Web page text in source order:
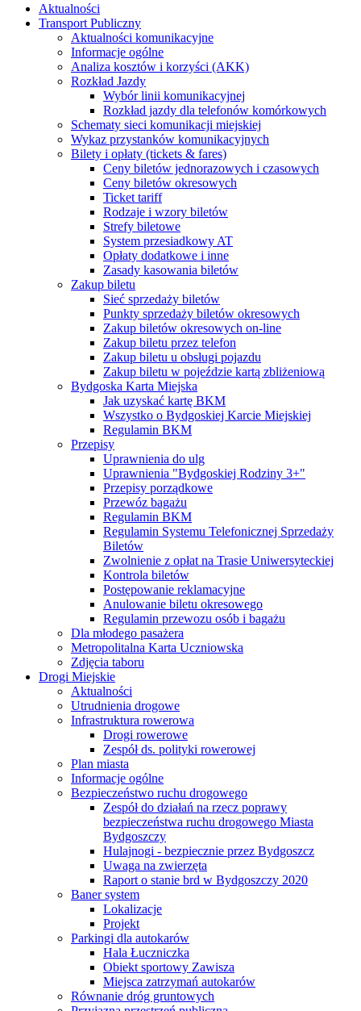
Aktualności
Transport Publiczny
Aktualności komunikacyjne
Informacje ogólne
Analiza kosztów i korzyści (AKK)
Rozkład Jazdy
Wybór linii komunikacyjnej
Rozkład jazdy dla telefonów komórkowych
Schematy sieci komunikacji miejskiej
Wykaz przystanków komunikacyjnych
Bilety i opłaty (tickets & fares)
Ceny biletów jednorazowych i czasowych
Ceny biletów okresowych
Ticket tariff
Rodzaje i wzory biletów
Strefy biletowe
System przesiadkowy AT
Opłaty dodatkowe i inne
Zasady kasowania biletów
Zakup biletu
Sieć sprzedaży biletów
Punkty sprzedaży biletów okresowych
Zakup biletów okresowych on-line
Zakup biletu przez telefon
Zakup biletu u obsługi pojazdu
Zakup biletu w pojeździe kartą zbliżeniową
Bydgoska Karta Miejska
Jak uzyskać kartę BKM
Wszystko o Bydgoskiej Karcie Miejskiej
Regulamin BKM
Przepisy
Uprawnienia do ulg
Uprawnienia "Bydgoskiej Rodziny 3+"
Przepisy porządkowe
Przewóz bagażu
Regulamin BKM
Regulamin Systemu Telefonicznej Sprzedaży
Biletów
Zwolnienie z opłat na Trasie Uniwersyteckiej
Kontrola biletów
Postępowanie reklamacyjne
Anulowanie biletu okresowego
Regulamin przewozu osób i bagażu
Dla młodego pasażera
Metropolitalna Karta Uczniowska
Zdjęcia taboru
Drogi Miejskie
Aktualności
Utrudnienia drogowe
Infrastruktura rowerowa
Drogi rowerowe
Zespół ds. polityki rowerowej
Plan miasta
Informacje ogólne
Bezpieczeństwo ruchu drogowego
Zespół do działań na rzecz poprawy
bezpieczeństwa ruchu drogowego Miasta
Bydgoszczy
Hulajnogi - bezpiecznie przez Bydgoszcz
Uwaga na zwierzęta
Raport o stanie brd w Bydgoszczy 2020
Baner system
Lokalizacje
Projekt
Parkingi dla autokarów
Hala Łuczniczka
Obiekt sportowy Zawisza
Miejsca zatrzymań autokarów
Równanie dróg gruntowych